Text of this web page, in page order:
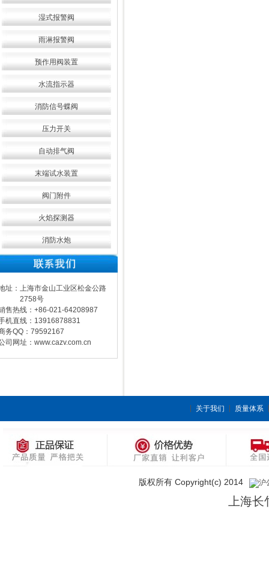
湿式报警阀
雨淋报警阀
预作用阀装置
水流指示器
消防信号蝶阀
压力开关
自动排气阀
末端试水装置
阀门附件
火焰探测器
消防水炮
址：上海市金山工业区松金公路
号
售热线：+86-021-64208987
机直线：13916878831
务QQ：79592167
司网址：www.cazv.com.cn
关于我们 质量体系
版权所有 Copyright(c) 2014 沪
上海